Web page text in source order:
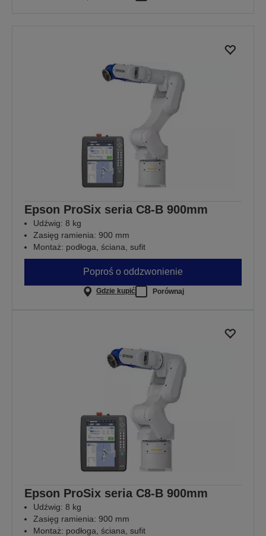
Epson ProSix seria C8-B 900mm
Udźwig: 8 kg
Zasięg ramienia: 900 mm
Montaż: podłoga, ściana, sufit
Poproś o oddzwonienie
Gdzie kupić Porównaj
Epson ProSix seria C8-B 900mm
Udźwig: 8 kg
Zasięg ramienia: 900 mm
Montaż: podłoga, ściana, sufit